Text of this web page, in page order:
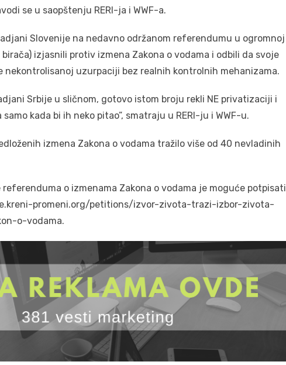
se u saopštenju RERI-ja i WWF-a.
Slovenije na nedavno održanom referendumu u ogromnoj
izjasnili protiv izmena Zakona o vodama i odbili da svoje
nekontrolisanoj uzurpaciji bez realnih kontrolnih mehanizama.
Srbije u sličnom, gotovo istom broju rekli NE privatizaciji i
kada bi ih neko pitao”, smatraju u RERI-ju i WWF-u.
izmena Zakona o vodama tražilo više od 40 nevladinih
o izmenama Zakona o vodama je moguće potpisati
promeni.org/petitions/izvor-zivota-trazi-izbor-zivota-
o-vodama.